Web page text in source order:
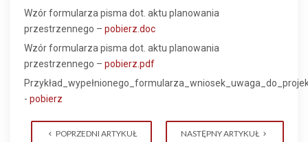
Wzór formularza pisma dot. aktu planowania
przestrzennego – pobierz.doc
Wzór formularza pisma dot. aktu planowania
przestrzennego – pobierz.pdf
- pobierz
POPRZEDNI ARTYKUŁ NASTĘPNY ARTYKUŁ